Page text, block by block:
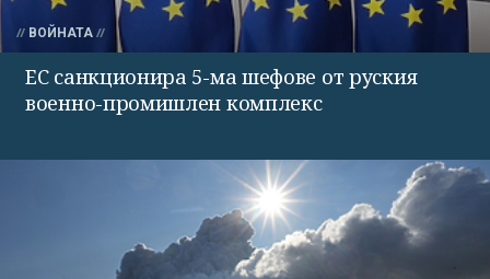
ВОЙНАТА
ЕС санкционира 5-ма шефове от руския
военно-промишлен комплекс